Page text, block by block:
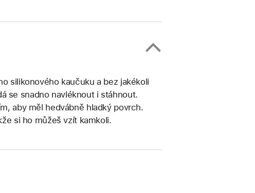
silikonového kaučuku a bez jakékoli
se snadno navléknout i stáhnout.
aby měl hedvábně hladký povrch.
si ho můžeš vzít kamkoli.